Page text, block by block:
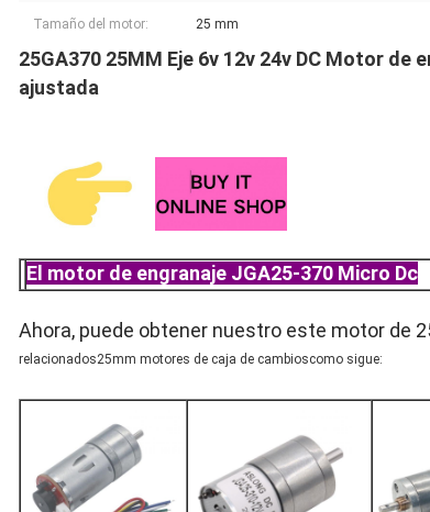
Tamaño del motor: 25 mm
25GA370 25MM Eje 6v 12v 24v DC Motor
ajustada
El motor de engranaje JGA25-370 Micro Dc
Ahora, puede obtener nuestro este motor de
relacionados25mm motores de caja de cambioscomo sigue: